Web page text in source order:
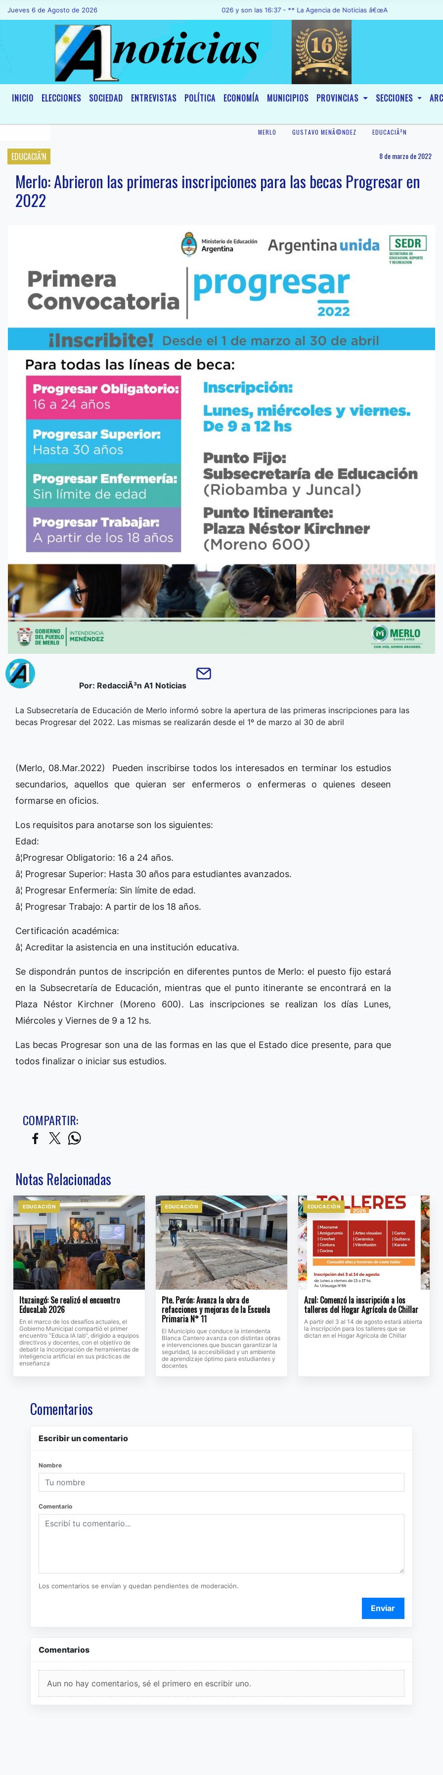
Jueves 6 de Agosto de 2026Hoy es Jueves 6 de Agosto de 2026 y son las 16:37 - ** La Agencia de Noticias â€œA1 Noticiasâ€, fue
INICIO ELECCIONES SOCIEDAD ENTREVISTAS POLÍTICA ECONOMÍA MUNICIPIOS PROVINCIAS SECCIONES
MERLO GUSTAVO MENÃ©NDEZ EDUCACIÃ³N
EDUCACIÃ’N 8 de marzo de 2022
Merlo: Abrieron las primeras inscripciones para las becas Progresar en
2022
Por: RedacciÃ³n A1 Noticias
La Subsecretaría de Educación de Merlo informó sobre la apertura de las primeras inscripciones para las
becas Progresar del 2022. Las mismas se realizarán desde el 1º de marzo al 30 de abril
(Merlo, 08.Mar.2022) Pueden inscribirse todos los interesados en terminar los estudios
secundarios, aquellos que quieran ser enfermeros o enfermeras o quienes deseen
formarse en oficios.
Los requisitos para anotarse son los siguientes:
Edad:
â¦Progresar Obligatorio: 16 a 24 años.
â¦ Progresar Superior: Hasta 30 años para estudiantes avanzados.
â¦ Progresar Enfermería: Sin límite de edad.
â¦ Progresar Trabajo: A partir de los 18 años.
Certificación académica:
â¦ Acreditar la asistencia en una institución educativa.
Se dispondrán puntos de inscripción en diferentes puntos de Merlo: el puesto fijo estará
en la Subsecretaría de Educación, mientras que el punto itinerante se encontrará en la
Plaza Néstor Kirchner (Moreno 600). Las inscripciones se realizan los días Lunes,
Miércoles y Viernes de 9 a 12 hs.
Las becas Progresar son una de las formas en las que el Estado dice presente, para que
todos finalizar o iniciar sus estudios.
COMPARTIR:
Notas Relacionadas
EDUCACIÒN
Ituzaingó: Se realizó el encuentro
EducaLab 2026
En el marco de los desafíos actuales, el
Gobierno Municipal compartió el primer
encuentro “Educa IA lab”, dirigido a equipos
directivos y docentes, con el objetivo de
debatir la incorporación de herramientas de
inteligencia artificial en sus prácticas de
enseñanza
EDUCACIÒN
Pte. Perón: Avanza la obra de
refacciones y mejoras de la Escuela
Primaria N° 11
El Municipio que conduce la intendenta
Blanca Cantero avanza con distintas obras
e intervenciones que buscan garantizar la
seguridad, la accesibilidad y un ambiente
de aprendizaje óptimo para estudiantes y
docentes
EDUCACIÒN
Azul: Comenzó la inscripción a los
talleres del Hogar Agrícola de Chillar
A partir del 3 al 14 de agosto estará abierta
la inscripción para los talleres que se
dictan en el Hogar Agrícola de Chillar
Comentarios
Escribir un comentario
Nombre
Comentario
Los comentarios se envían y quedan pendientes de moderación.
Enviar
Comentarios
Aun no hay comentarios, sé el primero en escribir uno.